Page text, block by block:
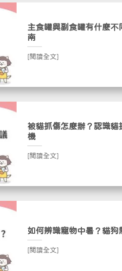
主食罐與副食罐有什麼
南
[閱讀全文]
被貓抓傷怎麼辦？認識
機
[閱讀全文]
如何辨識寵物中暑？貓
[閱讀全文]